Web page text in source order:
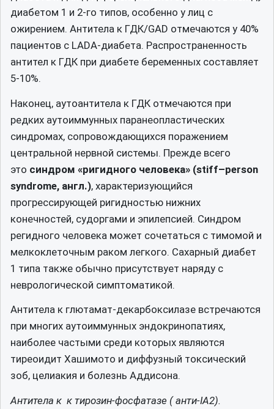
диабетом 1 и 2-го типов, особенно у лиц с
ожирением. Антитела к ГДК/GAD отмечаются у 40%
пациентов с LADA-диабета. Распространенность
антител к ГДК при диабете беременных составляет
5-10%.
Наконец, аутоантитела к ГДК отмечаются при
редких аутоиммунных паранеопластических
синдромах, сопровождающихся поражением
центральной нервной системы. Прежде всего
это синдром «ригидного человека» (stiff–person
syndrome, англ.), характеризующийся
прогрессирующей ригидностью нижних
конечностей, судоргами и эпилепсией. Синдром
регидного человека может сочетаться с тимомой и
мелкоклеточным раком легкого. Сахарный диабет
1 типа также обычно присутствует наряду с
неврологической симптоматикой.
Антитела к глютамат-декарбоксилазе встречаются
при многих аутоиммунных эндокринопатиях,
наиболее частыми среди которых являются
тиреоидит Хашимото и диффузный токсический
зоб, целиакия и болезнь Аддисона.
Антитела к к тирозин-фосфатазе ( анти-IA2).